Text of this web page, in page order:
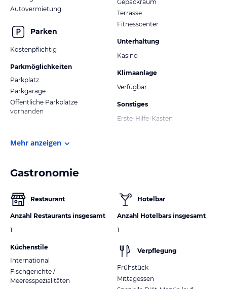
Autovermietung
Parken
Kostenpflichtig
Parkmöglichkeiten
Parkplatz
Parkgarage
Öffentliche Parkplätze
vorhanden
Gepäckraum
Terrasse
Fitnesscenter
Unterhaltung
Kasino
Klimaanlage
Verfügbar
Sonstiges
Erste-Hilfe-Kasten
Mehr anzeigen
Gastronomie
Restaurant
Anzahl Restaurants insgesamt
1
Küchenstile
International
Fischgerichte /
Meeresspezialitäten
Hotelbar
Anzahl Hotelbars insgesamt
1
Verpflegung
Frühstück
Mittagessen